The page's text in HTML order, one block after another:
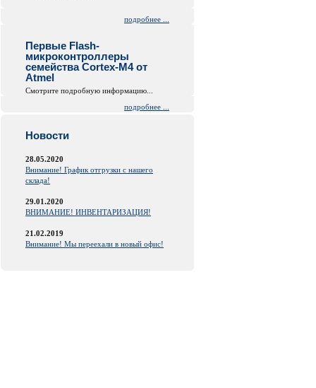
подробнее ...
Первые Flash-
микроконтроллеры
семейства Cortex-M4 от
Atmel
Смотрите подробную информацию...
подробнее ...
Новости
28.05.2020
Внимание! График отгрузки с нашего
склада!
29.01.2020
ВНИМАНИЕ! ИНВЕНТАРИЗАЦИЯ!
21.02.2019
Внимание! Мы переехали в новый офис!